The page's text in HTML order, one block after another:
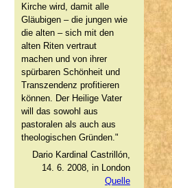
Kirche wird, damit alle
Gläubigen – die jungen wie
die alten – sich mit den
alten Riten vertraut
machen und von ihrer
spürbaren Schönheit und
Transzendenz profitieren
können. Der Heilige Vater
will das sowohl aus
pastoralen als auch aus
theologischen Gründen."
Dario Kardinal Castrillón,
14. 6. 2008, in London
Quelle